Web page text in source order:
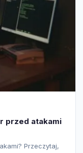
przed atakami
Przeczytaj,